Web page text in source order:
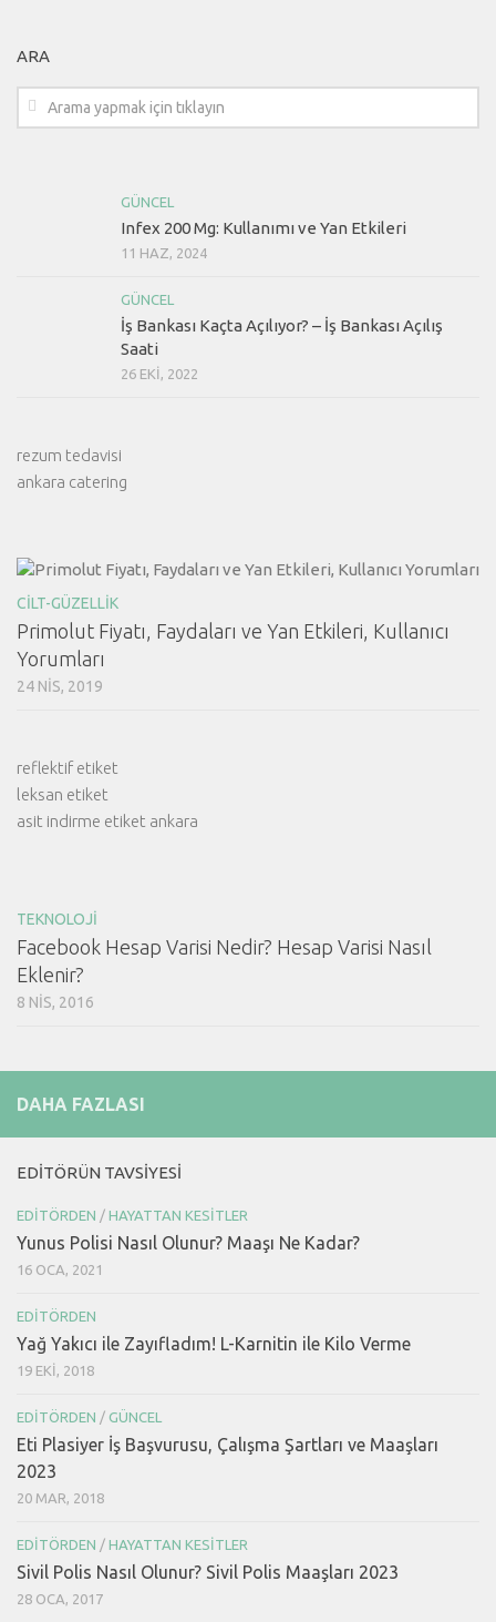
ARA
GÜNCEL
Infex 200 Mg: Kullanımı ve Yan Etkileri
11 HAZ, 2024
GÜNCEL
İş Bankası Kaçta Açılıyor? – İş Bankası Açılış
Saati
26 EKI, 2022
rezum tedavisi
ankara catering
CILT-GÜZELLIK
Primolut Fiyatı, Faydaları ve Yan Etkileri, Kullanıcı
Yorumları
24 NIS, 2019
reflektif etiket
leksan etiket
asit indirme etiket ankara
TEKNOLOJI
Facebook Hesap Varisi Nedir? Hesap Varisi Nasıl
Eklenir?
8 NIS, 2016
DAHA FAZLASI
EDITÖRÜN TAVSIYESI
EDITÖRDEN / HAYATTAN KESITLER
Yunus Polisi Nasıl Olunur? Maaşı Ne Kadar?
16 OCA, 2021
EDITÖRDEN
Yağ Yakıcı ile Zayıfladım! L-Karnitin ile Kilo Verme
19 EKI, 2018
EDITÖRDEN / GÜNCEL
Eti Plasiyer İş Başvurusu, Çalışma Şartları ve Maaşları
2023
20 MAR, 2018
EDITÖRDEN / HAYATTAN KESITLER
Sivil Polis Nasıl Olunur? Sivil Polis Maaşları 2023
28 OCA, 2017